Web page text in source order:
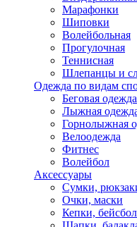
Марафонки
Шиповки
Волейбольная
Прогулочная
Теннисная
Шлепанцы и
Одежда по видам
Беговая одежда
Лыжная
Горнолыжная
Велоодежда
Фитнес
Волейбол
Аксессуары
Сумки,
Очки, маски
Кепки,